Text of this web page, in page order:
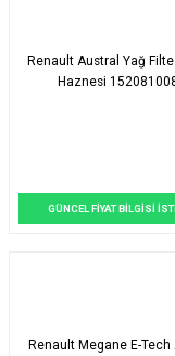
Renault Austral Yağ Filte
Haznesi
GÜNCEL FİYAT BİLGİSİ
Renault Megane E-Tech